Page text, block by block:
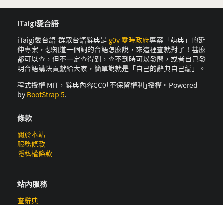
iTaigi愛台語
iTaigi愛台語-群眾台語辭典是 g0v 零時政府專案「萌典」的延
伸專案，想知道一個詞的台語怎麼說，來這裡查就對了！甚麼
都可以查，但不一定查得到，查不到時可以發問，或者自己發
明台語講法貢獻給大家，簡單說就是「自己的辭典自己編」。
程式授權 MIT，辭典內容CC0｢不保留權利｣授權。Powered
by BootStrap 5.
條款
關於本站
服務條款
隱私權條款
站內服務
查辭典